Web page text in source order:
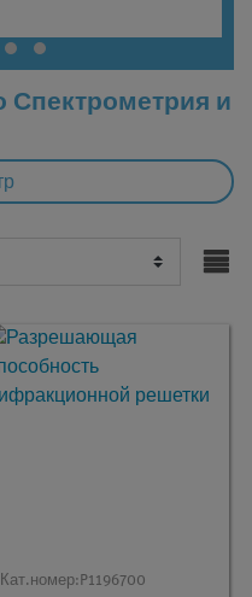
Спектрометрия и
Кат.номер: P1196700